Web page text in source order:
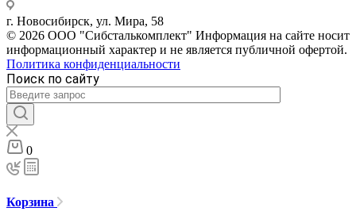
г. Новосибирск, ул. Мира, 58
© 2026 ООО "Сибсталькомплект" Информация на сайте носит
информационный характер и не является публичной офертой.
Политика конфиденциальности
Поиск по сайту
0
Корзина